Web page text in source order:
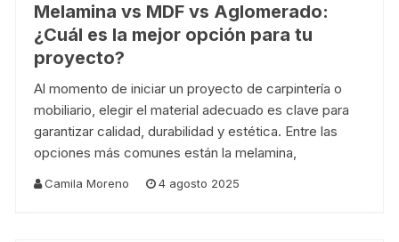
Melamina vs MDF vs Aglomerado:
¿Cuál es la mejor opción para tu
proyecto?
Al momento de iniciar un proyecto de carpintería o
mobiliario, elegir el material adecuado es clave para
garantizar calidad, durabilidad y estética. Entre las
opciones más comunes están la melamina,
Camila Moreno 4 agosto 2025